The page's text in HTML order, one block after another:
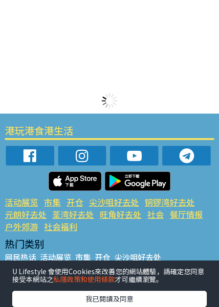
港玩港食港生活
活动展览 市集 开仓 尖沙咀好去处 铜锣湾好去处
元朗好去处 荃湾好去处 旺角好去处 社会 餐厅情报
户外郊游 社会福利
热门类别
网民热话 活动展览 市集 开仓 尖沙咀好去处
铜锣湾好去处 元朗好去处 荃湾好去处 旺角好去处 社会
餐厅情报 户外郊游
热门标签
U Lifestyle 會使用Cookies來改善您的網站體驗，請確定您同意
接受本網站之私隱政策和使用條款才可繼續瀏覽。
我已閱讀及同意